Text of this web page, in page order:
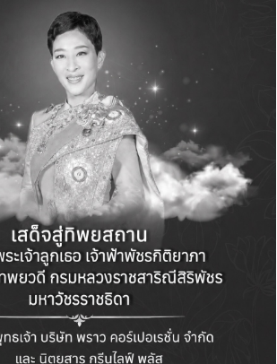
แคมเปญสุดเอ็กซ์คลูซีฟและ
ยของ พีช พชร ร่วมกับ New
ลอดทั้งปีนี้ที่
หรือ
AVATR.TH
#AVATRTHAILAND
#FriendofAVATR
#EmotiveLuxury